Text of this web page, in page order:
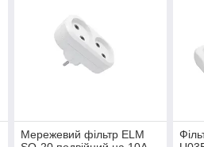
Мережевий фільтр ELM